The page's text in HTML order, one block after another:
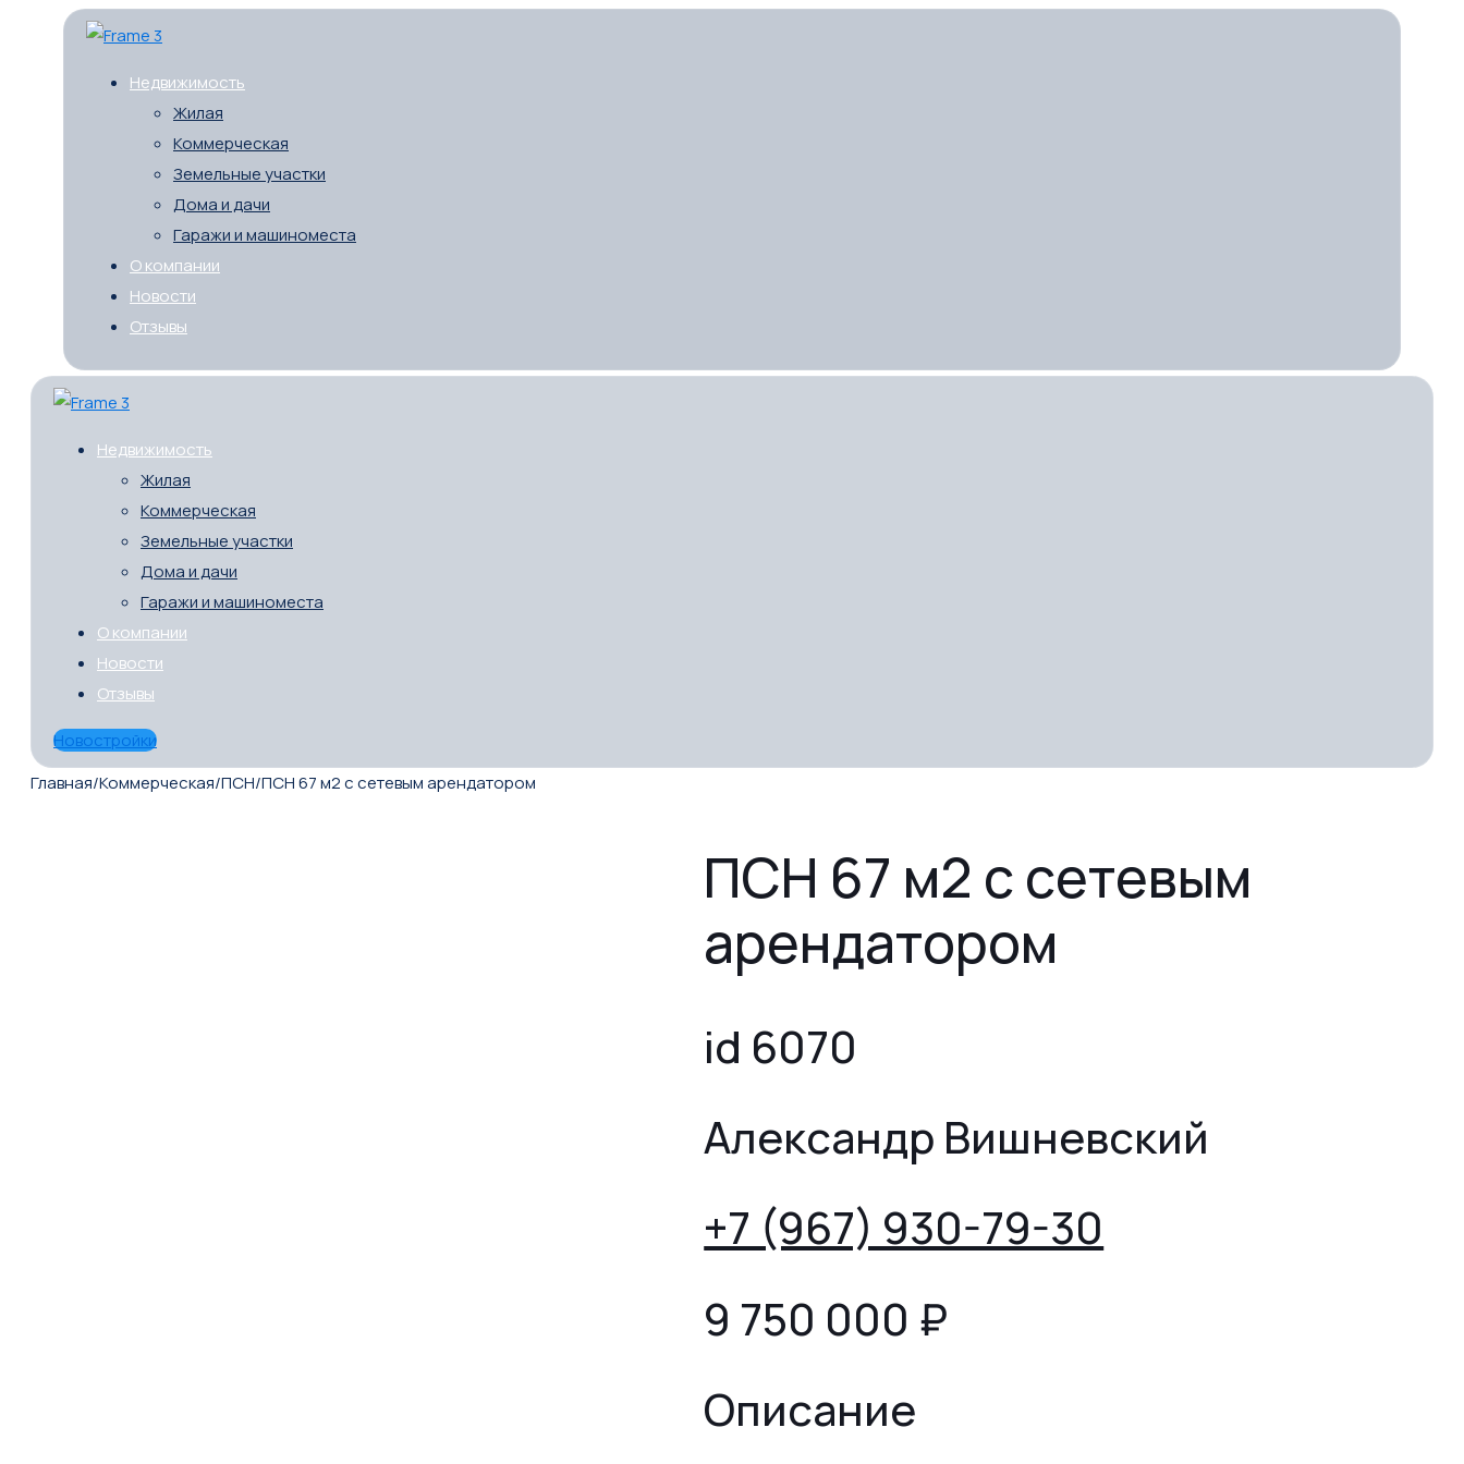
Недвижимость
Жилая
Коммерческая
Земельные участки
Дома и дачи
Гаражи и машиноместа
О компании
Новости
Отзывы
Недвижимость
Жилая
Коммерческая
Земельные участки
Дома и дачи
Гаражи и машиноместа
О компании
Новости
Отзывы
Новостройки
Главная/Коммерческая/ПСН/ПСН 67 м2 с сетевым арендатором
ПСН 67 м2 с сетевым
арендатором
id 6070
Александр Вишневский
+7 (967) 930-79-30
9 750 000 ₽
Описание